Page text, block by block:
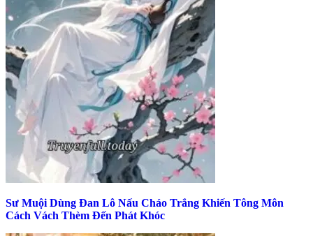
Sư Muội Dùng Đan Lô Nấu Cháo Trắng Khiến Tông Môn
Cách Vách Thèm Đến Phát Khóc